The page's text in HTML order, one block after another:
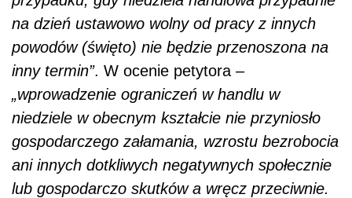
na dzień ustawowo wolny od pracy z innych
powodów (święto) nie będzie przenoszona na
inny termin”. W ocenie petytora –
„wprowadzenie ograniczeń w handlu w
niedziele w obecnym kształcie nie przyniosło
gospodarczego załamania, wzrostu bezrobocia
ani innych dotkliwych negatywnych społecznie
lub gospodarczo skutków a wręcz przeciwnie.